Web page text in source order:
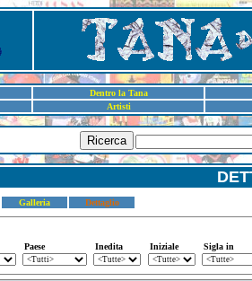
Dentro la Tana
Artisti
Ricerca
Galleria Dettaglio
Paese Inedita Iniziale Sigla in